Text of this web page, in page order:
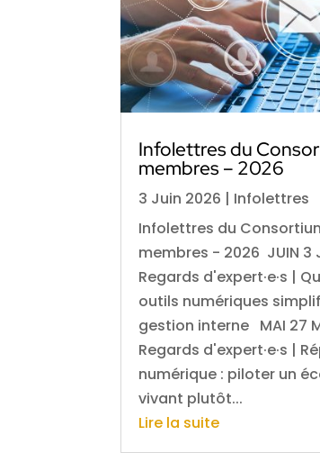
Infolettres du
membres – 2026
3 Juin 2026 | Infolettres
Infolettres du
membres - 2026 JUIN 3
Regards d'expert·e·s |
outils numériques
gestion interne MAI 27
Regards d'expert·e·s |
numérique : piloter un
vivant plutôt...
Lire la suite